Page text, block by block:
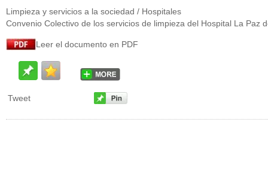
Limpieza y servicios a la sociedad / Hospitales
Convenio Colectivo de los servicios de limpieza del Hospital La Paz
Leer el documento en PDF
Tweet